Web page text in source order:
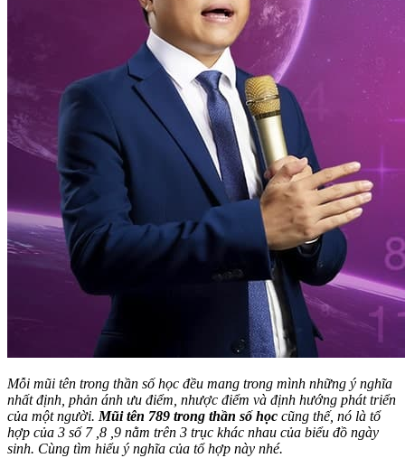
Mỗi mũi tên trong thần số học đều mang trong mình những ý nghĩa
nhất định, phản ánh ưu điểm, nhược điểm và định hướng phát triển
của một người.Mũi tên 789 trong thần số học cũng thế, nó là tổ
hợp của 3 số 7 ,8 ,9 nằm trên 3 trục khác nhau của biểu đồ ngày
sinh. Cùng tìm hiểu ý nghĩa của tổ hợp này nhé.